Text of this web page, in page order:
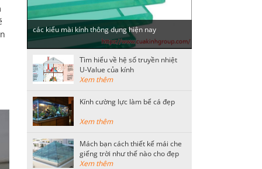
các kiểu mài kính thông dụng hiện nay
Tìm hiểu về hệ số truyền nhiệt
U-Value của kính
Xem thêm
Kính cường lực làm bể cá đẹp
Xem thêm
Mách bạn cách thiết kế mái che
giếng trời như thế nào cho đẹp
Xem thêm